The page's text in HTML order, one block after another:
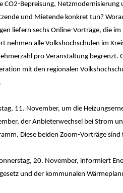
Bepreisung,
und Mietende konkret tun?
liefern sechs Online-Vorträge, die
nehmen alle Volkshochschulen im
pro Veranstaltung
mit den regionalen
11. November, um die
der Anbieterwechsel bei Strom
Diese beiden Zoom-Vorträge
20. November, informiert
und der kommunalen